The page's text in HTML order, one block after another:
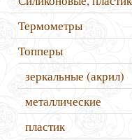
Термометры
Топперы
зеркальные (акрил)
металлические
пластик